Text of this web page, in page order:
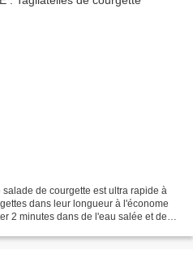
de courgette est ultra rapide à
dans leur longueur à l'économe
2 minutes dans de l'eau salée et de